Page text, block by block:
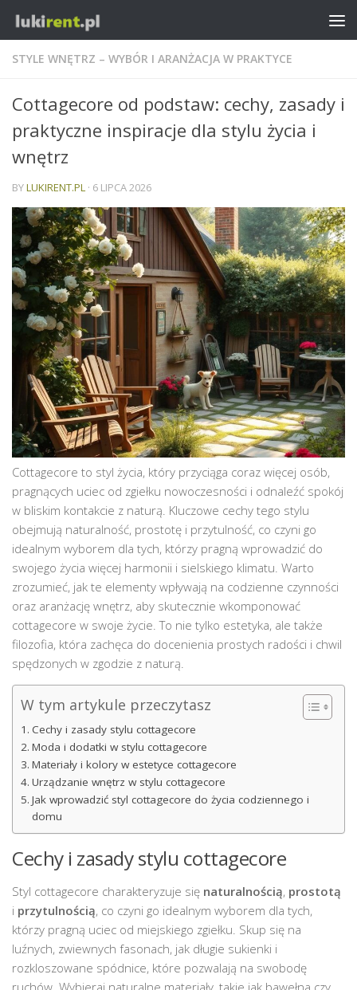
STYLE WNĘTRZ – WYBÓR I ARANŻACJA W PRAKTYCE
Cottagecore od podstaw: cechy, zasady i
praktyczne inspiracje dla stylu życia i
wnętrz
BYLUKIRENT.PL · 6 LIPCA 2026
Cottagecore to styl życia, który przyciąga coraz więcej osób,
pragnących uciec od zgiełku nowoczesności i odnaleźć spokój
w bliskim kontakcie z naturą. Kluczowe cechy tego stylu
obejmują naturalność, prostotę i przytulność, co czyni go
idealnym wyborem dla tych, którzy pragną wprowadzić do
swojego życia więcej harmonii i sielskiego klimatu. Warto
zrozumieć, jak te elementy wpływają na codzienne czynności
oraz aranżację wnętrz, aby skutecznie wkomponować
cottagecore w swoje życie. To nie tylko estetyka, ale także
filozofia, która zachęca do docenienia prostych radości i chwil
spędzonych w zgodzie z naturą.
W tym artykule przeczytasz
Cechy i zasady stylu cottagecore
Moda i dodatki w stylu cottagecore
Materiały i kolory w estetyce cottagecore
Urządzanie wnętrz w stylu cottagecore
Jak wprowadzić styl cottagecore do życia codziennego i
domu
Cechy i zasady stylu cottagecore
Styl cottagecore charakteryzuje się naturalnością, prostotą
i przytulnością, co czyni go idealnym wyborem dla tych,
którzy pragną uciec od miejskiego zgiełku. Skup się na
luźnych, zwiewnych fasonach, jak długie sukienki i
rozkloszowane spódnice, które pozwalają na swobodę
ruchów. Wybieraj naturalne materiały, takie jak bawełna czy